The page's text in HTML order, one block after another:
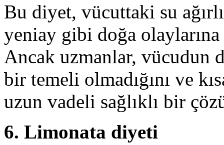
Bu diyet, vücuttaki su
yeniay gibi doğa
Ancak uzmanlar, vücudun
bir temeli olmadığını ve
uzun vadeli sağlıklı bir
6. Limonata diyeti